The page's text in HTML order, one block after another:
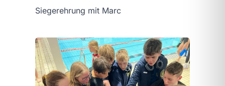
Siegerehrung mit Marc